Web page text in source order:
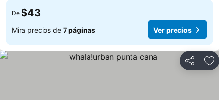
De $43
Mira precios de 7 páginas Ver precios
Compartir